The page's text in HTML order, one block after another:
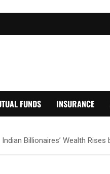
FUNDS INSURANCE
Billionaires’ Wealth Rises